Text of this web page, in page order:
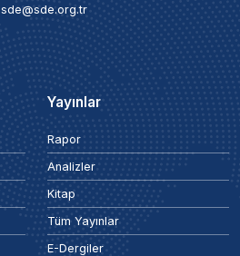
sde@sde.org.tr
Yayınlar
Rapor
Analizler
Kitap
Tüm Yayınlar
E-Dergiler